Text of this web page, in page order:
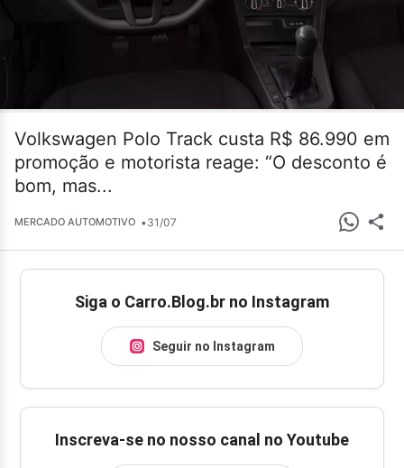
Volkswagen Polo Track custa R$ 86.990 em
promoção e motorista reage: “O desconto é
bom, mas...
MERCADO AUTOMOTIVO •31/07
Siga o Carro.Blog.br no Instagram
Seguir no Instagram
Inscreva-se no nosso canal no Youtube